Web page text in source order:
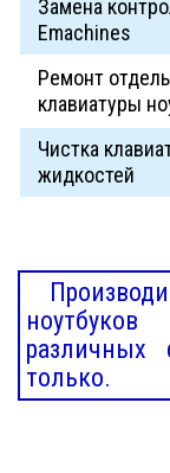
Замена
Emachines
Ремонт
клавиатуры
Чистка
жидкостей
только.